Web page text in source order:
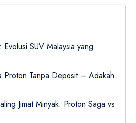
Evolusi SUV Malaysia yang
Proton Tanpa Deposit – Adakah
Jimat Minyak: Proton Saga vs